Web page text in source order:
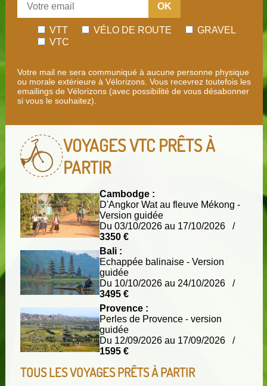
OK
VTT VÉLO DE ROUTE
GRAVEL
VTC
Votre mail ne sera communiqué à aucune personne physique
ou morale extérieure à Vélorizons. Vous recevrez toutefois les
emailings de Vélorizons (avec possibilité de vous désabonner
si vous le souhaitez).
VOYAGES VTC PRÊTS À
PARTIR
Cambodge :
D'Angkor Wat au fleuve Mékong -
Version guidée
Du 03/10/2026 au 17/10/2026 /
3350 €
Bali :
Echappée balinaise - Version
guidée
Du 10/10/2026 au 24/10/2026 /
3495 €
Provence :
Perles de Provence - version
guidée
Du 12/09/2026 au 17/09/2026 /
1595 €
TOUS LES VOYAGES PRÊTS À PARTIR